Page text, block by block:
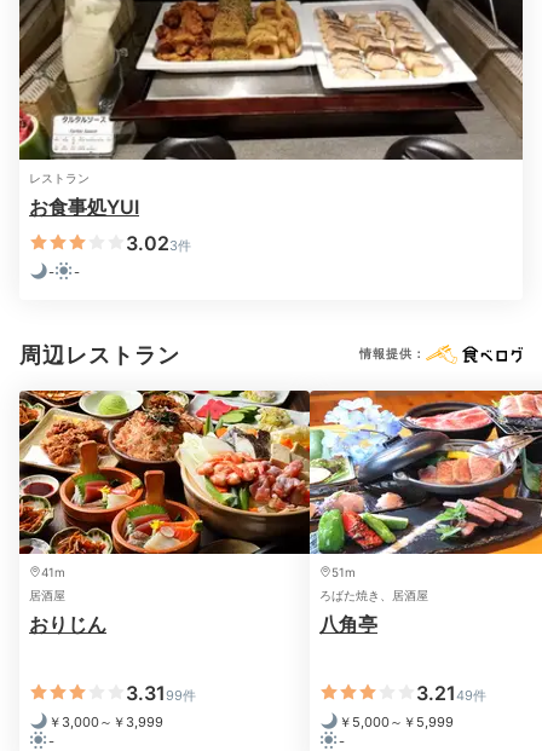
バラエティ豊かな夕食
夕食／選べるメイン料理一例 夕
食事処で頂く夕食は、選べるメイン料理、刺身盛り、和
洋ハーフビュッフェの豪華なセット。選べるメインには
飛騨牛を使った料理もあり、地元の味を堪能できます。
徒歩圏内に飲食店があるので、その日の気分で外食を楽
しむのも◎。
私達は、高山の街で食べ歩きを楽しみました。
レストラン
お食事処YUI
3.023件
-
-
周辺レストラン 情報提供：
41m
居酒屋
おりじん
3.3199件
￥3,000～￥3,999
-
51m
ろばた焼き、居酒屋
八角亭
3.2149件
￥5,000～￥5,999
-